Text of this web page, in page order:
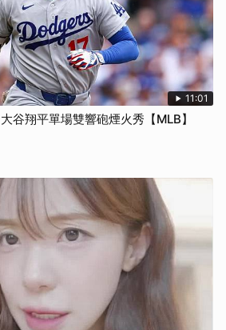
11:01
谷翔平單場雙響砲煙火秀【MLB】